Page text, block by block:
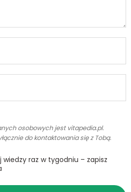
osobowych jest vitapedia.pl.
do kontaktowania się z Tobą.
raz w tygodniu – zapisz